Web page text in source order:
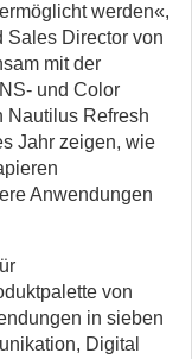
werden«,
Sales Director von
mit der
und Color
Nautilus Refresh
Jahr zeigen, wie
Anwendungen
von
in sieben
Digital